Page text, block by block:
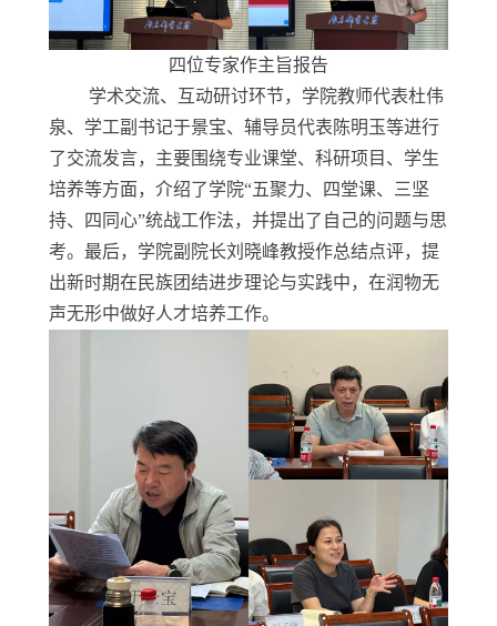
四位专家作主旨报告
学术交流、互动研讨环节，学院教师代表杜伟
泉、学工副书记于景宝、辅导员代表陈明玉等进行
了交流发言，主要围绕专业课堂、科研项目、学生
培养等方面，介绍了学院“五聚力、四堂课、三坚
持、四同心”统战工作法，并提出了自己的问题与思
考。最后，学院副院长刘晓峰教授作总结点评，提
出新时期在民族团结进步理论与实践中，在润物无
声无形中做好人才培养工作。